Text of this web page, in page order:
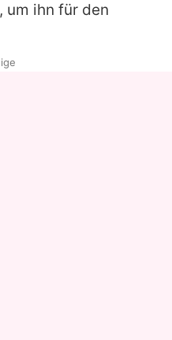
um ihn für den